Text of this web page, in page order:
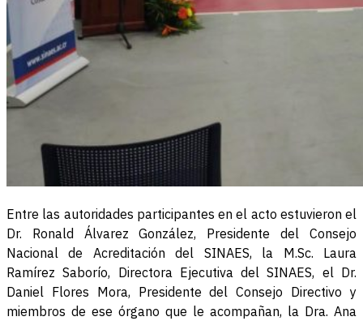
Entre las autoridades participantes en el acto estuvieron el
Dr. Ronald Álvarez González, Presidente del Consejo
Nacional de Acreditación del SINAES, la M.Sc. Laura
Ramírez Saborío, Directora Ejecutiva del SINAES, el Dr.
Daniel Flores Mora, Presidente del Consejo Directivo y
miembros de ese órgano que le acompañan, la Dra. Ana